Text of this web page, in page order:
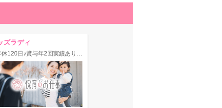
ズラディ
◆年休120日♪賞与年2回実績あり◆【新横浜駅】から徒歩8分と通勤に便利！楽しい手づくり給食を提供している保育園★